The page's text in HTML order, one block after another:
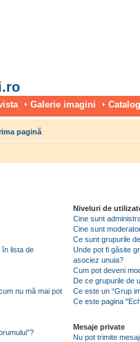
Galerie imagini
pagină
în lista de
nu mă mai pot
Niveluri de
Cine sunt
Cine sunt
Ce sunt grupurile
Unde pot fi găsite
asociez unuia?
Cum pot deveni
De ce grupurile de
Ce este un “Grup
Ce este pagina
Mesaje private
Nu pot trimite